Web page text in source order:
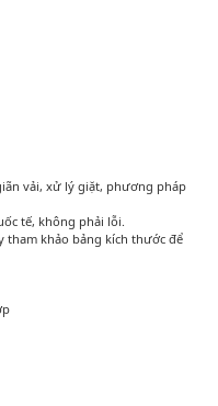
vải, xử lý giặt, phương pháp
tế, không phải lỗi.
tham khảo bảng kích thước để